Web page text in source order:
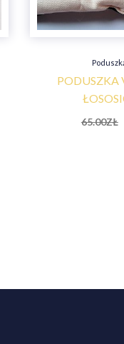
PODUSZKA
65.00ZŁ